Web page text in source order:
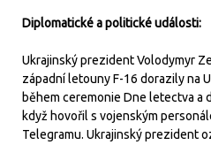
Diplomatické a politické události:
Ukrajinský prezident Volodymyr
západní letouny F-16 dorazily na
během ceremonie Dne letectva a
když hovořil s vojenským
Telegramu. Ukrajinský prezident